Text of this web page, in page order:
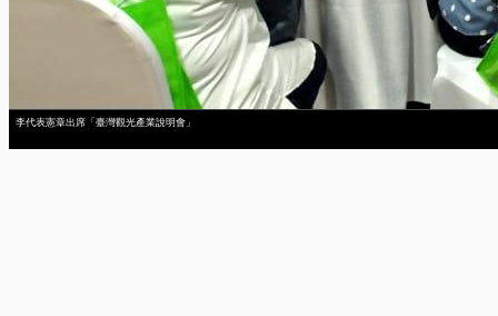
李代表憲章出席「臺灣觀光產業說明會」